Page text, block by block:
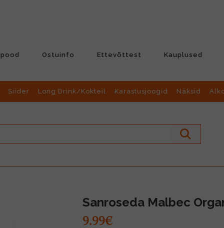
Ostuinfo Ettevõttest Kauplused
Siider Long Drink/Kokteil Karastusjoogid Näksid
Sanroseda Malbec
9.99€